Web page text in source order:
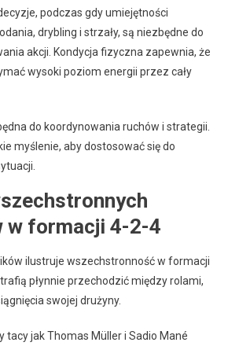
podczas gdy umiejętności
drybling i strzały, są niezbędne do
akcji. Kondycja fizyczna zapewnia, że
wysoki poziom energii przez cały
do koordynowania ruchów i strategii.
myślenie, aby dostosować się do
w formacji 4-2-4
ilustruje wszechstronność w formacji
płynnie przechodzić między rolami,
swojej drużyny.
tacy jak Thomas Müller i Sadio Mané